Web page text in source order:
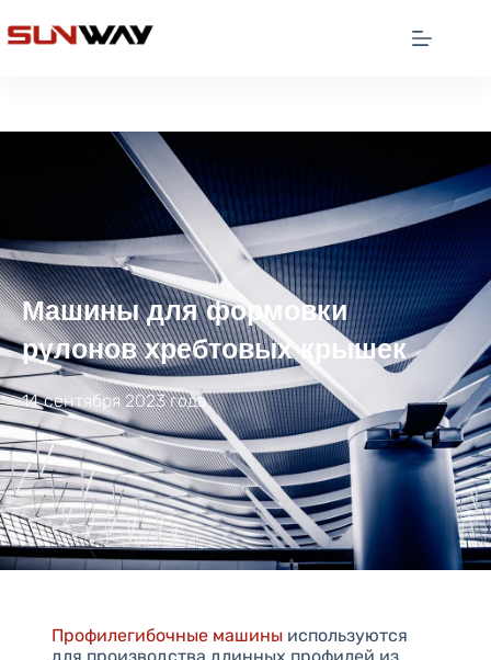
Машины для формовки
рулонов хребтовых крышек
14 сентября 2023 года
Профилегибочные машиныиспользуются